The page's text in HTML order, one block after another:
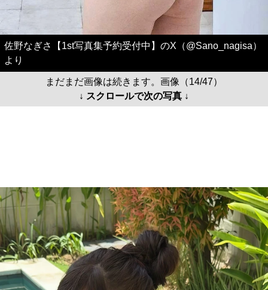
佐野なぎさ【1st写真集予約受付中】のX（@Sano_nagisa）
より
まだまだ画像は続きます。画像（14/47）
↓ スクロールで次の写真 ↓